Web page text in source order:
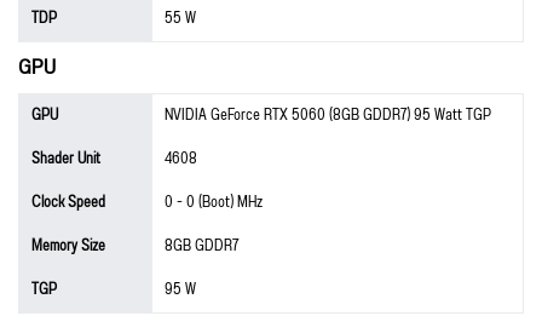
TDP
55 W
GPU
GPU
NVIDIA GeForce RTX 5060 (8GB GDDR7) 95 Watt TGP
Shader Unit
4608
Clock Speed
0 - 0 (Boot) MHz
Memory Size
8GB GDDR7
TGP
95 W